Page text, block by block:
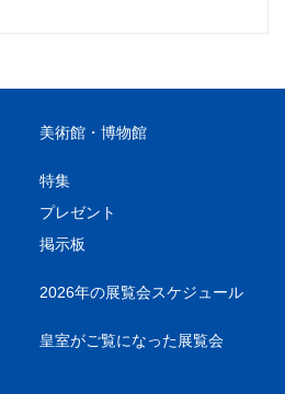
美術館・博物館
特集
プレゼント
掲示板
2026年の展覧会スケジュール
皇室がご覧になった展覧会